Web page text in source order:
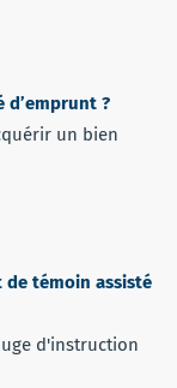
d’emprunt ?
un bien
de témoin assisté
d'instruction